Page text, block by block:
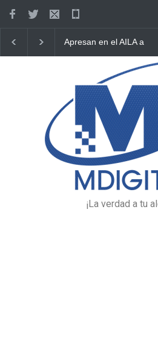
Apresan en el AILA a
Baní tras intentaba salir del
¡La verdad a tu